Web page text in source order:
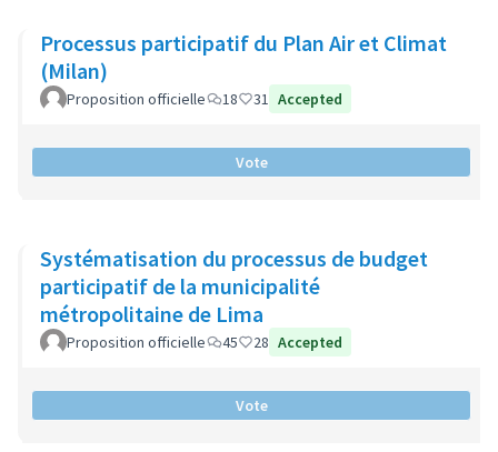
Processus participatif du Plan Air et Climat
(Milan)
Proposition officielle 18 31 Accepted
Vote
Systématisation du processus de budget
participatif de la municipalité
métropolitaine de Lima
Proposition officielle 45 28 Accepted
Vote